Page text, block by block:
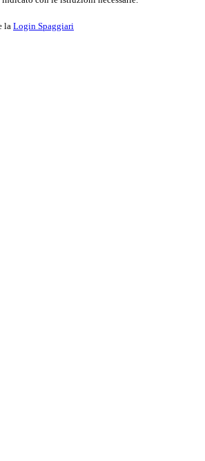
la Login Spaggiari